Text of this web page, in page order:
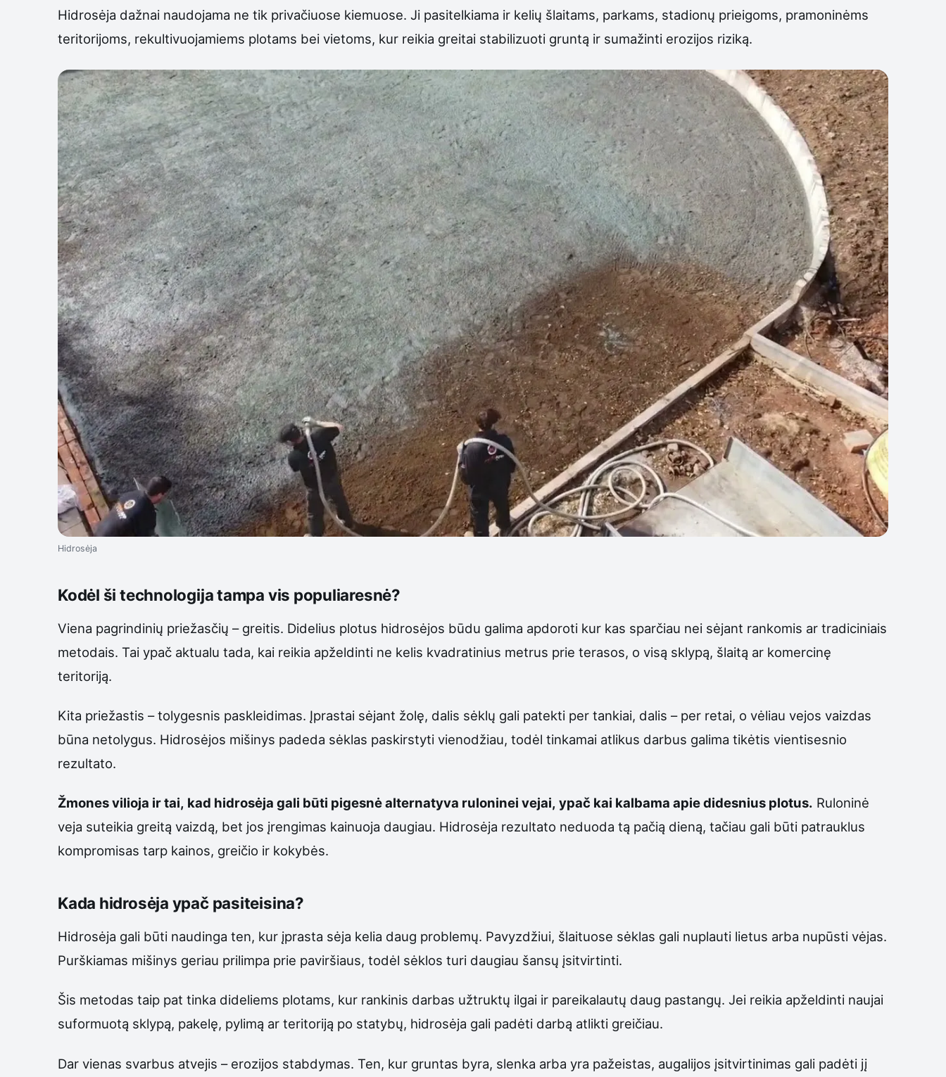
Hidrosėja dažnai naudojama ne tik privačiuose kiemuose. Ji pasitelkiama ir kelių šlaitams, parkams, stadionų prieigoms, pramoninėms
teritorijoms, rekultivuojamiems plotams bei vietoms, kur reikia greitai stabilizuoti gruntą ir sumažinti erozijos riziką.
Hidrosėja
Kodėl ši technologija tampa vis populiaresnė?
Viena pagrindinių priežasčių – greitis. Didelius plotus hidrosėjos būdu galima apdoroti kur kas sparčiau nei sėjant rankomis ar tradiciniais
metodais. Tai ypač aktualu tada, kai reikia apželdinti ne kelis kvadratinius metrus prie terasos, o visą sklypą, šlaitą ar komercinę
teritoriją.
Kita priežastis – tolygesnis paskleidimas. Įprastai sėjant žolę, dalis sėklų gali patekti per tankiai, dalis – per retai, o vėliau vejos vaizdas
būna netolygus. Hidrosėjos mišinys padeda sėklas paskirstyti vienodžiau, todėl tinkamai atlikus darbus galima tikėtis vientisesnio
rezultato.
Žmones vilioja ir tai, kad hidrosėja gali būti pigesnė alternatyva ruloninei vejai, ypač kai kalbama apie didesnius plotus. Ruloninė
veja suteikia greitą vaizdą, bet jos įrengimas kainuoja daugiau. Hidrosėja rezultato neduoda tą pačią dieną, tačiau gali būti patrauklus
kompromisas tarp kainos, greičio ir kokybės.
Kada hidrosėja ypač pasiteisina?
Hidrosėja gali būti naudinga ten, kur įprasta sėja kelia daug problemų. Pavyzdžiui, šlaituose sėklas gali nuplauti lietus arba nupūsti vėjas.
Purškiamas mišinys geriau prilimpa prie paviršiaus, todėl sėklos turi daugiau šansų įsitvirtinti.
Šis metodas taip pat tinka dideliems plotams, kur rankinis darbas užtruktų ilgai ir pareikalautų daug pastangų. Jei reikia apželdinti naujai
suformuotą sklypą, pakelę, pylimą ar teritoriją po statybų, hidrosėja gali padėti darbą atlikti greičiau.
Dar vienas svarbus atvejis – erozijos stabdymas. Ten, kur gruntas byra, slenka arba yra pažeistas, augalijos įsitvirtinimas gali padėti jį